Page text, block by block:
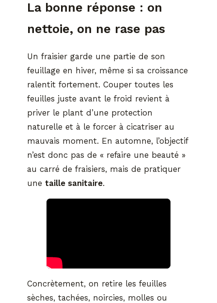
La bonne réponse : on
nettoie, on ne rase pas
Un fraisier garde une partie de son
feuillage en hiver, même si sa croissance
ralentit fortement. Couper toutes les
feuilles juste avant le froid revient à
priver le plant d’une protection
naturelle et à le forcer à cicatriser au
mauvais moment. En automne, l’objectif
n’est donc pas de « refaire une beauté »
au carré de fraisiers, mais de pratiquer
une taille sanitaire.
Concrètement, on retire les feuilles
sèches, tachées, noircies, molles ou